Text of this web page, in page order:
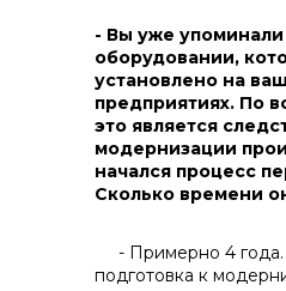
- Вы уже
оборудовании,
установлено на
предприятиях. По
это является
модернизации
начался процесс
Сколько времени
- Примерно 4 года.
подготовка к